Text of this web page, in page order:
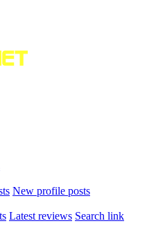
New profile posts
Latest reviews Search link